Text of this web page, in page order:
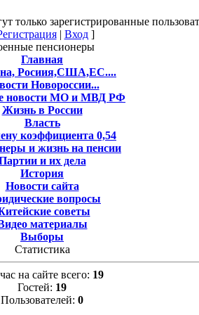
только зарегистрированные
| Вход]
пенсионеры
Главная
Росиия,США,ЕС....
Новороссии...
новости МО и МВД РФ
Жизнь в России
Власть
коэффициента 0,54
и жизнь на пенсии
и их дела
История
Новости сайта
вопросы
советы
материалы
Выборы
Статистика
на сайте всего: 19
Гостей: 19
Пользователей: 0